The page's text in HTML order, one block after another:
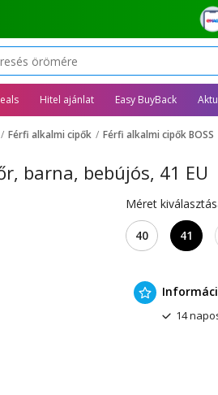
Hitel ajánlat Easy BuyBack
Férfi alkalmi cipők Férfi alkalmi cipők BOSS
barna, bebújós, 41 EU
Méret
40 41
14